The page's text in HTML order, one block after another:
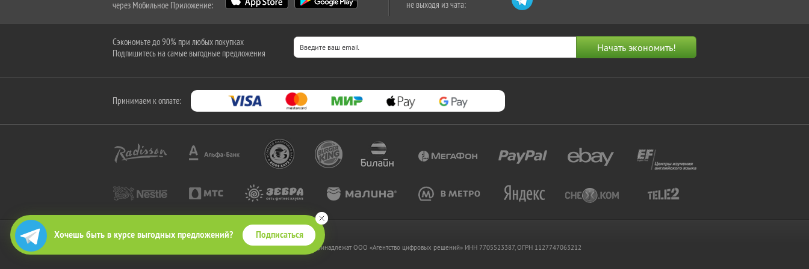
Хочешь быть в курсе выгодных предложений? Подписаться
через Мобильное Приложение:
не выходя из чата:
Сэкономьте до 90% при любых покупках
Подпишитесь на самые выгодные предложения
Принимаем к оплате:
2010-2026 © КупиКупон. Все права защищены.
Все права на товарный знак "КупиКупон" и на сайт www.kupikupon.ru принадлежат OOO «Агентство цифровых решений» ИНН 7705523387, ОГРН 1127747063212